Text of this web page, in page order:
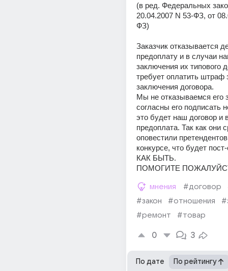
(в ред. Федеральных
20.04.2007 N 53-ФЗ, от
ФЗ)
Заказчик отказывается
предоплату и в случаи
заключения их типового
требует оплатить штраф
заключения договора.
Мы не отказываемся его
согласны его подписать
это будет наш договор и
предоплата. Так как они
оповестили
конкурсе, что будет
КАК БЫТЬ.
ПОМОГИТЕ
мнения #договор
#закон
#отношения
#ремонт
#товар
0 3
По дате По рейтингу